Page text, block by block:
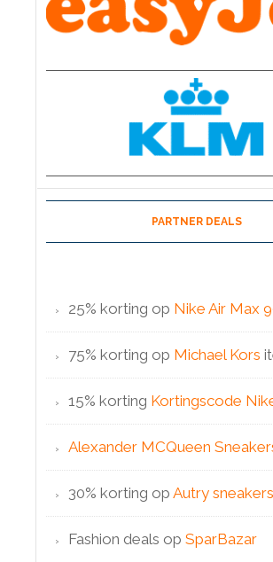
PARTNER DEALS
25% korting op Nike Air Max
75% korting op Michael Kors
15% korting Kortingscode
Alexander MCQueen
30% korting op Autry sneakers
Fashion deals op SparBazar